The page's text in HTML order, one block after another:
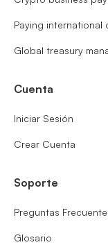
Paying international
Global treasury
Cuenta
Iniciar Sesión
Crear Cuenta
Soporte
Preguntas
Glosario